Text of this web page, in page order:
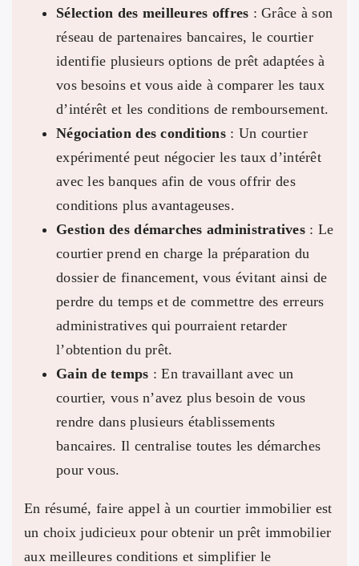
Sélection des meilleures offres : Grâce à son
réseau de partenaires bancaires, le courtier
identifie plusieurs options de prêt adaptées à
vos besoins et vous aide à comparer les taux
d’intérêt et les conditions de remboursement.
Négociation des conditions : Un courtier
expérimenté peut négocier les taux d’intérêt
avec les banques afin de vous offrir des
conditions plus avantageuses.
Gestion des démarches administratives : Le
courtier prend en charge la préparation du
dossier de financement, vous évitant ainsi de
perdre du temps et de commettre des erreurs
administratives qui pourraient retarder
l’obtention du prêt.
Gain de temps : En travaillant avec un
courtier, vous n’avez plus besoin de vous
rendre dans plusieurs établissements
bancaires. Il centralise toutes les démarches
pour vous.
En résumé, faire appel à un courtier immobilier est
un choix judicieux pour obtenir un prêt immobilier
aux meilleures conditions et simplifier le